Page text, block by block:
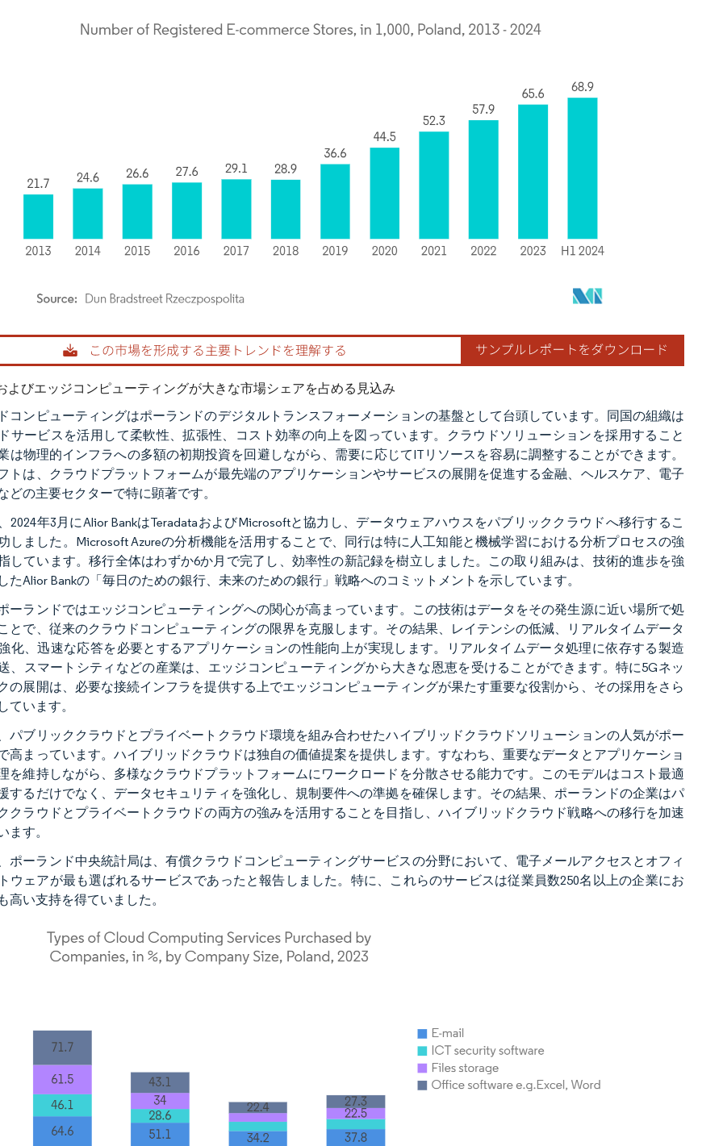
Intelligence。再利用にはCC BY 4.0の表示が必要です。
よびエッジコンピューティングが大きな市場シェアを占める見込み
コンピューティングはポーランドのデジタルトランスフォーメーションの基盤として台頭しています。同国の組織は
サービスを活用して柔軟性、拡張性、コスト効率の向上を図っています。クラウドソリューションを採用すること
は物理的インフラへの多額の初期投資を回避しながら、需要に応じてITリソースを容易に調整することができます。
トは、クラウドプラットフォームが最先端のアプリケーションやサービスの展開を促進する金融、ヘルスケア、電子
どの主要セクターで特に顕著です。
2024年3月にAlior BankはTeradataおよびMicrosoftと協力し、データウェアハウスをパブリッククラウドへ移行するこ
しました。Microsoft Azureの分析機能を活用することで、同行は特に人工知能と機械学習における分析プロセスの強
しています。移行全体はわずか6か月で完了し、効率性の新記録を樹立しました。この取り組みは、技術的進歩を強
たAlior Bankの「毎日のための銀行、未来のための銀行」戦略へのコミットメントを示しています。
ーランドではエッジコンピューティングへの関心が高まっています。この技術はデータをその発生源に近い場所で処
とで、従来のクラウドコンピューティングの限界を克服します。その結果、レイテンシの低減、リアルタイムデータ
化、迅速な応答を必要とするアプリケーションの性能向上が実現します。リアルタイムデータ処理に依存する製造
、スマートシティなどの産業は、エッジコンピューティングから大きな恩恵を受けることができます。特に5Gネッ
の展開は、必要な接続インフラを提供する上でエッジコンピューティングが果たす重要な役割から、その採用をさら
ています。
パブリッククラウドとプライベートクラウド環境を組み合わせたハイブリッドクラウドソリューションの人気がポー
高まっています。ハイブリッドクラウドは独自の価値提案を提供します。すなわち、重要なデータとアプリケーショ
を維持しながら、多様なクラウドプラットフォームにワークロードを分散させる能力です。このモデルはコスト最適
するだけでなく、データセキュリティを強化し、規制要件への準拠を確保します。その結果、ポーランドの企業はパ
クラウドとプライベートクラウドの両方の強みを活用することを目指し、ハイブリッドクラウド戦略への移行を加速
ます。
ポーランド中央統計局は、有償クラウドコンピューティングサービスの分野において、電子メールアクセスとオフィ
ウェアが最も選ばれるサービスであったと報告しました。特に、これらのサービスは従業員数250名以上の企業にお
高い支持を得ていました。